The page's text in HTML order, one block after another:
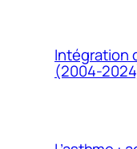
Intégration
(2004-